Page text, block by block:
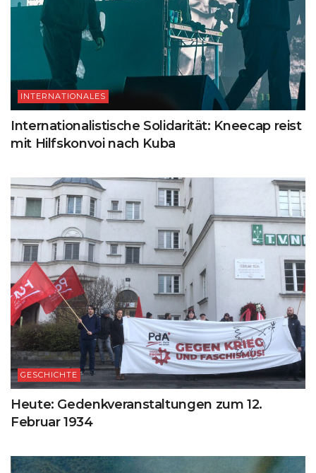
INTERNATIONALES
Internationalistische Solidarität: Kneecap reist
mit Hilfskonvoi nach Kuba
GESCHICHTE
Heute: Gedenkveranstaltungen zum 12.
Februar 1934